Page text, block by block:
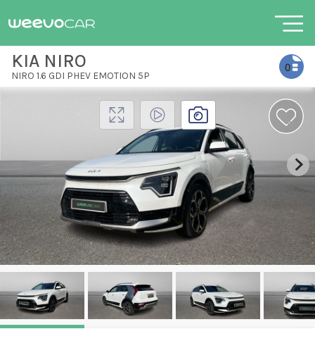
KIA NIRO
NIRO 1.6 GDI PHEV EMOTION 5P